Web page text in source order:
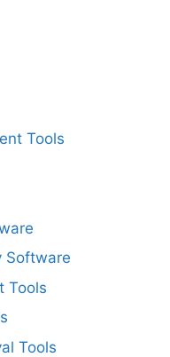
Tools
Software
Tools
Tools